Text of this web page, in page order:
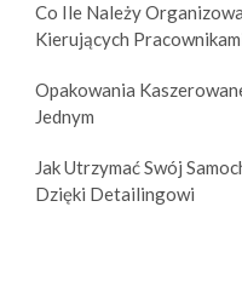
Co Ile Należy
Kierujących
Opakowania
Jednym
Jak Utrzymać Swój
Dzięki Detailingowi